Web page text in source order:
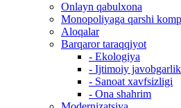
Onlayn qabulxona
Monopoliyaga qarshi
Aloqalar
Barqaror taraqqiyot
- Ekologiya
- Ijtimoiy
- Sanoat xavfsizligi
- Ona shahrim